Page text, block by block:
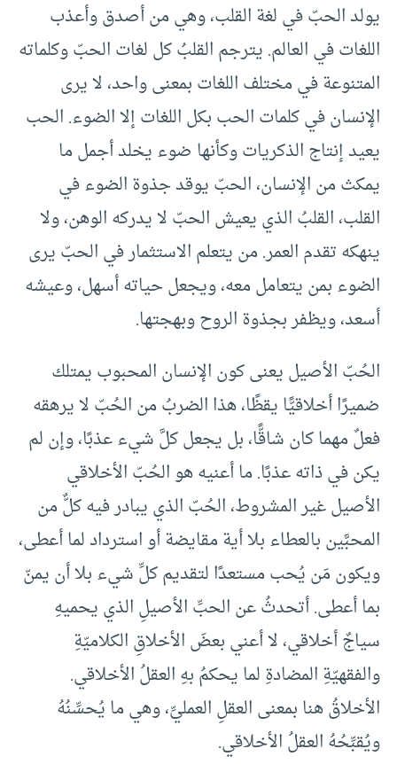
يولد الحبّ في لغة القلب، وهي من أصدق وأعذب
اللغات في العالم. يترجم القلبُ كل لغات الحبّ وكلماته
المتنوعة في مختلف اللغات بمعنى واحد، لا يرى
الإنسان في كلمات الحب بكل اللغات إلا الضوء. الحب
يعيد إنتاج الذكريات وكأنها ضوء يخلد أجمل ما
يمكث من الإنسان، الحبّ يوقد جذوة الضوء في
القلب، القلبُ الذي يعيش الحبّ لا يدركه الوهن، ولا
ينهكه تقدم العمر. من يتعلم الاستثمار في الحبّ يرى
الضوء بمن يتعامل معه، ويجعل حياته أسهل، وعيشه
أسعد، ويظفر بجذوة الروح وبهجتها.
الحُبّ الأصيل يعنى كون الإنسان المحبوب يمتلك
ضميرًا أخلاقيًّا يقظًا، هذا الضربُ من الحُبّ لا يرهقه
فعلٌ مهما كان شاقًّا، بل يجعل كلَّ شيء عذبًا، وإن لم
يكن في ذاته عذبًا. ما أعنيه هو الحُبّ الأخلاقي
الأصيل غير المشروط، الحُبّ الذي يبادر فيه كلٌّ من
المحبَّين بالعطاء بلا أية مقايضة أو استرداد لما أعطى،
ويكون مَن يُحب مستعدًا لتقديم كلِّ شيء بلا أن يمنّ
بما أعطى. أتحدثُ عن الحبِّ الأصيلِ الذي يحميهِ
سياجٌ أخلاقي، لا أعني بعضَ الأخلاقِ الكلاميّةِ
والفقهيّةِ المضادةِ لما يحكمُ بهِ العقلُ الأخلاقي.
الأخلاقُ هنا بمعنى العقلِ العمليِّ، وهي ما يُحسِّنُهُ
ويُقبِّحُهُ العقلُ الأخلاقي.